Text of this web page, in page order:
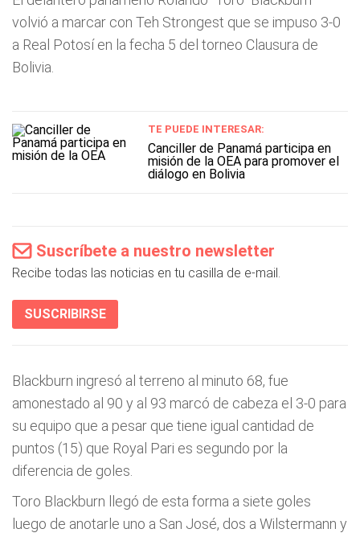
volvió a marcar con Teh Strongest que se impuso 3-0
a Real Potosí en la fecha 5 del torneo Clausura de
Bolivia.
TE PUEDE INTERESAR:
Canciller de Panamá participa en
misión de la OEA para promover el
diálogo en Bolivia
Suscríbete a nuestro newsletter
Recibe todas las noticias en tu casilla de e-mail.
SUSCRIBIRSE
Blackburn ingresó al terreno al minuto 68, fue
amonestado al 90 y al 93 marcó de cabeza el 3-0 para
su equipo que a pesar que tiene igual cantidad de
puntos (15) que Royal Pari es segundo por la
diferencia de goles.
Toro Blackburn llegó de esta forma a siete goles
luego de anotarle uno a San José, dos a Wilstermann y